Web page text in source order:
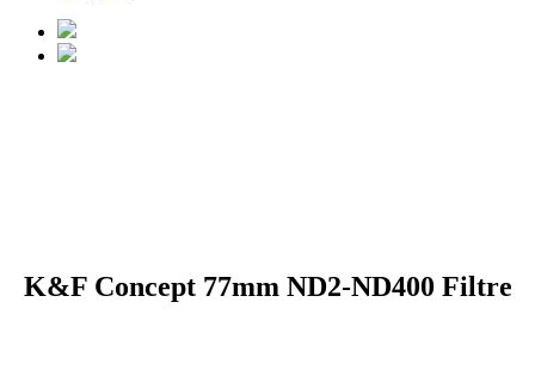
K&F Concept 77mm ND2-ND400 Filtre